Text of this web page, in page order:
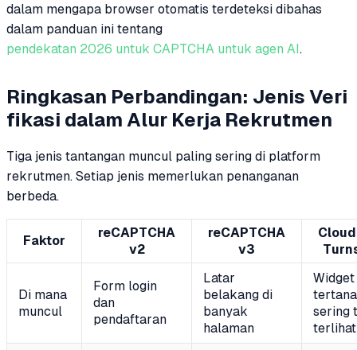
dalam mengapa browser otomatis terdeteksi dibahas
dalam panduan ini tentang
pendekatan 2026 untuk CAPTCHA untuk agen AI.
Ringkasan Perbandingan: Jenis Veri
fikasi dalam Alur Kerja Rekrutmen
Tiga jenis tantangan muncul paling sering di platform
rekrutmen. Setiap jenis memerlukan penanganan
berbeda.
Faktor
reCAPTCHA
v2
reCAPTCHA
v3
Di mana
muncul
Form login
dan
pendaftaran
Latar
belakang di
banyak
halaman
sering
terlihat